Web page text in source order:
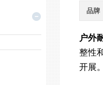
品牌
户外
整性
开展